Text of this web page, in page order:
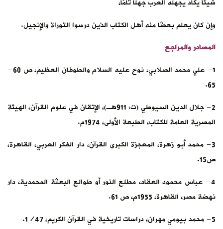
وإن كان يعلم بعضًا منه أهل الكتاب الذين درسوا التوراة والإنجيل.
المصادر والمراجع
1- علي محمد الصلابي، نوح عليه السلام والطوفان العظيم، ص 60-
65.
2- جلال الدين السيوطي (ت: 911هـ)، الإتقان في علوم القرآن، الهيئة
المصرية العامة للكتاب، الطبعة الأولى، 1974م.
3- محمد أبو زهرة، المعجزة الكبرى القرآن، دار الفكر العربي، القاهرة،
ص15.
4- عباس محمود العقاد، مطلع النور أو طوالع البعثة المحمدية، دار
نهضة مصر، القاهرة، 1955م، ص 61.
5- محمد بيومي مهران، دراسات تاريخية في القرآن الكريم، 1/47.